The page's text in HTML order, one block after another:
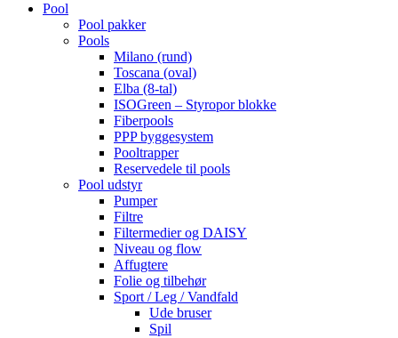
Pool
Pool pakker
Pools
Milano (rund)
Toscana (oval)
Elba (8-tal)
ISOGreen – Styropor blokke
Fiberpools
PPP byggesystem
Pooltrapper
Reservedele til pools
Pool udstyr
Pumper
Filtre
Filtermedier og DAISY
Niveau og flow
Affugtere
Folie og tilbehør
Sport / Leg / Vandfald
Ude bruser
Spil